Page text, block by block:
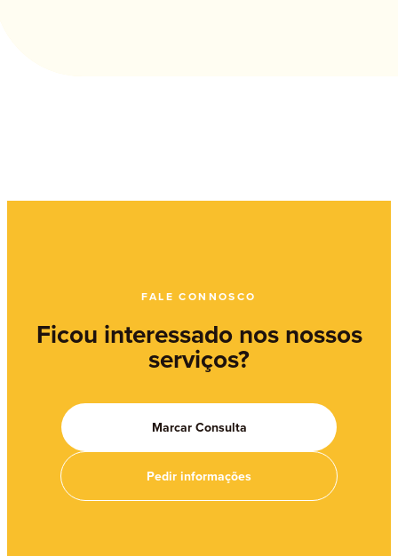
FALE CONNOSCO
Ficou interessado nos nossos
serviços?
Marcar Consulta
Pedir informações